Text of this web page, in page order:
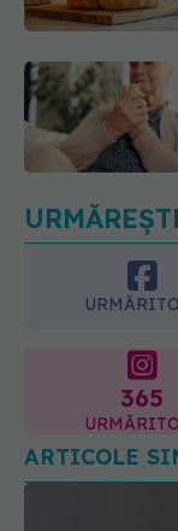
365
ARTICOLE